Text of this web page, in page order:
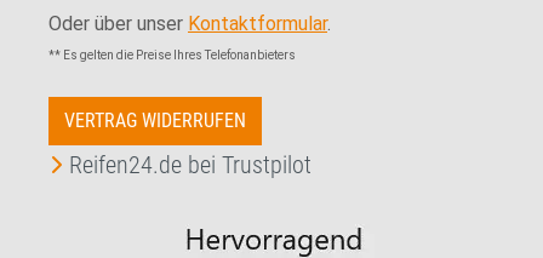
Oder über unser Kontaktformular.
** Es gelten die Preise Ihres Telefonanbieters
VERTRAG WIDERRUFEN
Reifen24.de bei Trustpilot